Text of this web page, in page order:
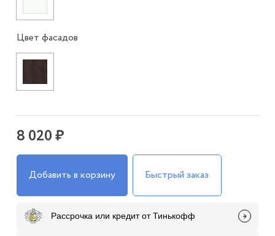
Цвет фасадов
8 020 ₽
Добавить в корзину Быстрый заказ
Рассрочка или кредит от Тинькофф